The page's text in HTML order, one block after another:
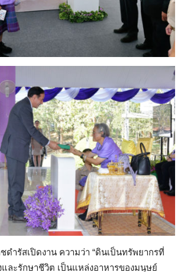
ดำรัสเปิดงาน ความว่า “ดินเป็นทรัพยากรที่
และรักษาชีวิต เป็นแหล่งอาหารของมนุษย์